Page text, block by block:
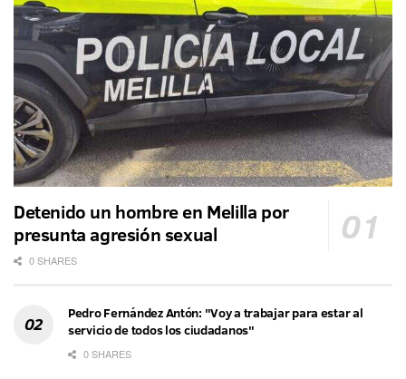
Detenido un hombre en Melilla por
presunta agresión sexual
0 SHARES
Pedro Fernández Antón: "Voy a trabajar para estar al
servicio de todos los ciudadanos"
0 SHARES